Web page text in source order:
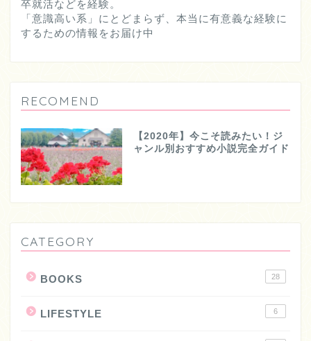
卒就活などを経験。
「意識高い系」にとどまらず、本当に有意義な経験に
するための情報をお届け中
RECOMEND
【2020年】今こそ読みたい！ジ
ャンル別おすすめ小説完全ガイド
CATEGORY
BOOKS 28
LIFESTYLE 6